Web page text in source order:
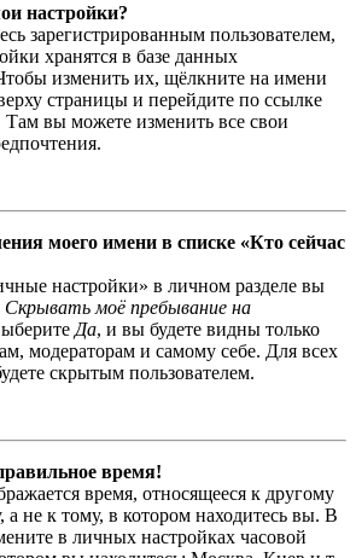
настройки?
зарегистрированным пользователем,
хранятся в базе данных
изменить их, щёлкните на имени
страницы и перейдите по ссылке
Там вы можете изменить все свои
моего имени в списке «Кто сейчас
настройки» в личном разделе вы
Скрывать моё пребывание на
Да, и вы будете видны только
модераторам и самому себе. Для всех
скрытым пользователем.
время!
время, относящееся к другому
а не к тому, в котором находитесь вы. В
в личных настройках часовой